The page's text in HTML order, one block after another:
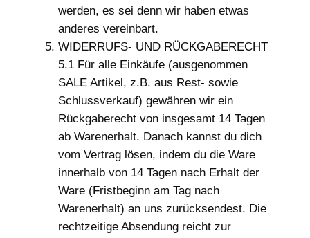
werden, es sei denn wir haben etwas
anderes vereinbart.
WIDERRUFS- UND RÜCKGABERECHT
5.1 Für alle Einkäufe (ausgenommen
SALE Artikel, z.B. aus Rest- sowie
Schlussverkauf) gewähren wir ein
Rückgaberecht von insgesamt 14 Tagen
ab Warenerhalt. Danach kannst du dich
vom Vertrag lösen, indem du die Ware
innerhalb von 14 Tagen nach Erhalt der
Ware (Fristbeginn am Tag nach
Warenerhalt) an uns zurücksendest. Die
rechtzeitige Absendung reicht zur